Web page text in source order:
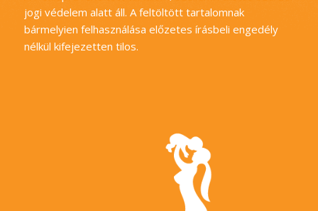
jogi védelem alatt áll. A feltöltött tartalomnak
bármelyien felhasználása előzetes írásbeli engedély
nélkül kifejezetten tilos.